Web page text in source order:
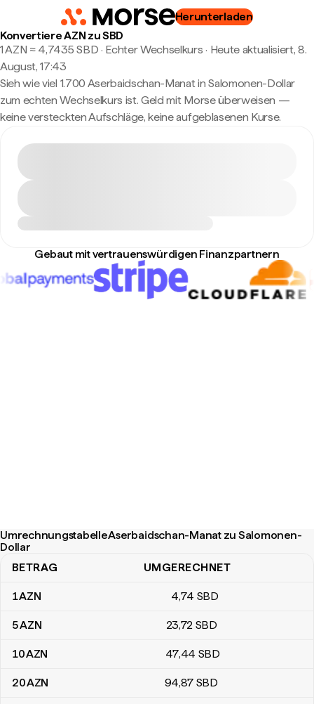
Herunterladen
Konvertiere AZN zu SBD
1 AZN ≈ 4,7435 SBD · Echter Wechselkurs · Heute aktualisiert, 8.
August, 17:43
Sieh wie viel 1.700 Aserbaidschan-Manat in Salomonen-Dollar
zum echten Wechselkurs ist. Geld mit Morse überweisen —
keine versteckten Aufschläge, keine aufgeblasenen Kurse.
Gebaut mit vertrauenswürdigen Finanzpartnern
Umrechnungstabelle Aserbaidschan-Manat zu Salomonen-
Dollar
Umrechnungstabelle Aserbaidschan-Manat zu Salomonen-Dollar
BETRAG UMGERECHNET
1AZN 4,74 SBD
5AZN 23,72 SBD
10AZN 47,44 SBD
20AZN 94,87 SBD